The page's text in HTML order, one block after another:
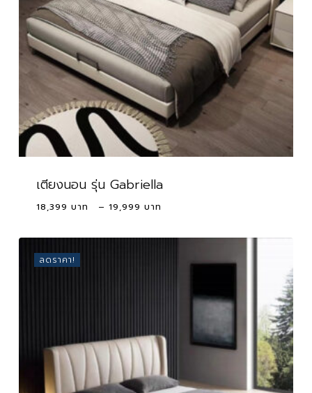
เตียงนอน รุ่น Gabriella
18,399 – 19,999
18,399 ฿
19,999 ฿
ลดราคา!